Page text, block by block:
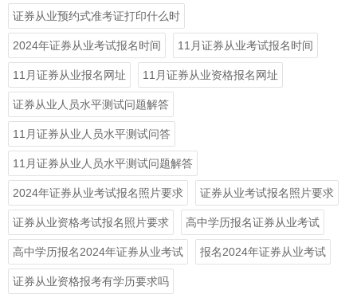
证券从业预约式准考证打印什么时
2024年证券从业考试报名时间 11月证券从业考试报名时间
11月证券从业报名网址 11月证券从业资格报名网址
证券从业人员水平测试问题解答
11月证券从业人员水平测试问答
11月证券从业人员水平测试问题解答
2024年证券从业考试报名照片要求 证券从业考试报名照片要求
证券从业资格考试报名照片要求 高中学历报名证券从业考试
高中学历报名2024年证券从业考试 报名2024年证券从业考试
证券从业资格报考有学历要求吗